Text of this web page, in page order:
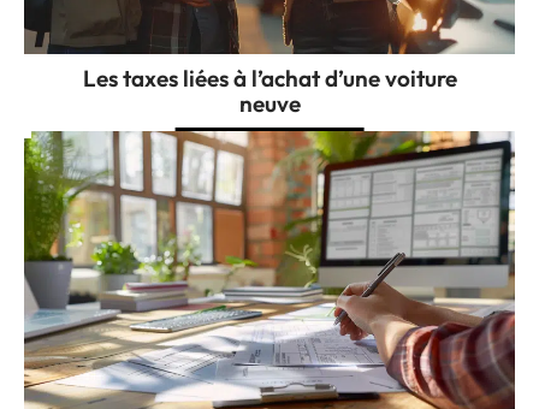
Les taxes liées à l’achat d’une voiture
neuve